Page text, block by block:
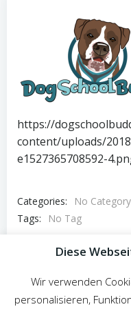
https://
content/uploads/
e1527365708592-
Categories:
No Category
Tags:
No Tag
Post
Previous post
Diese
Wir verwenden
personalisieren,